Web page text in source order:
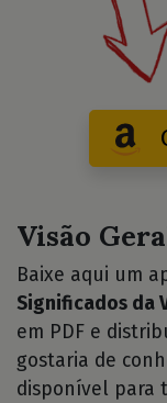
Visão
Baixe aqui um
Significados da
em PDF e
gostaria de
disponível para